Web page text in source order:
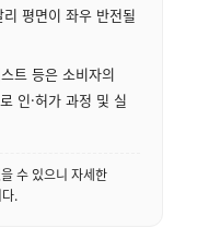
평면이 좌우 반전될
트 등은 소비자의
인·허가 과정 및 실
수 있으니 자세한
.